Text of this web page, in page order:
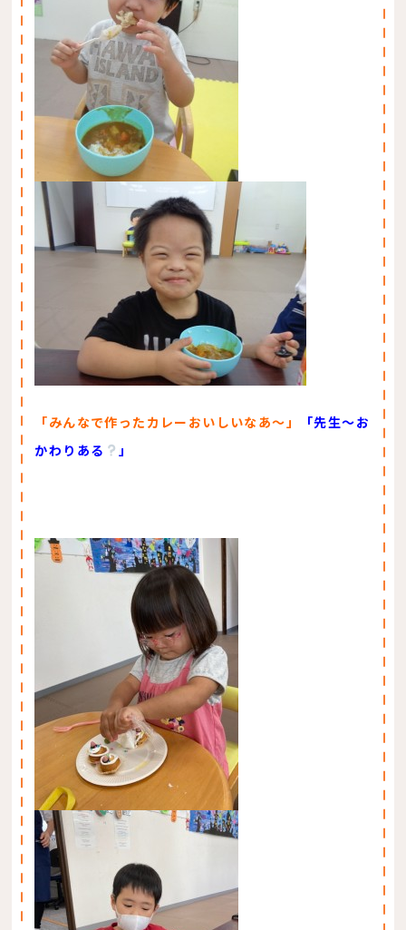
「みんなで作ったカレーおいしいなあ～」
「先生～お
かわりある
」